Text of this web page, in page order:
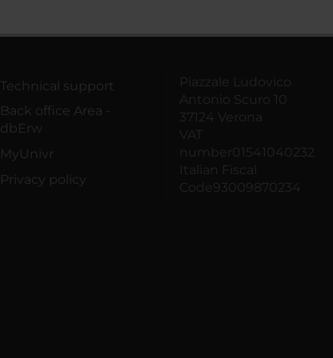
Technical support
Back office Area -
dbErw
MyUnivr
Privacy policy
Piazzale Ludovico
Antonio Scuro 10
37124 Verona
VAT
number01541040232
Italian Fiscal
Code93009870234